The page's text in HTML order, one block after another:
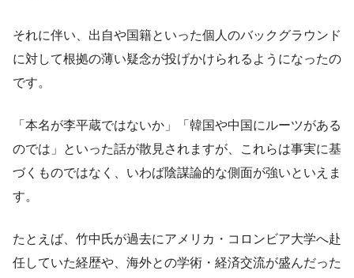
それに伴い、出自や国籍といった個人のバックグラウンド
に対して根拠の薄い疑念が投げかけられるようになったの
です。
「本名が李平蔵ではないか」「韓国や中国にルーツがある
のでは」といった話が散見されますが、これらは事実に基
づくものではなく、いわば陰謀論的な側面が強いといえま
す。
たとえば、竹中氏が過去にアメリカ・コロンビア大学へ赴
任していた経歴や、海外との学術・経済交流が盛んだった